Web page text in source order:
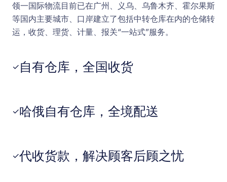
领一国际物流目前已在广州、义乌、乌鲁木齐、霍尔果斯
等国内主要城市、口岸建立了包括中转仓库在内的仓储转
运，收货、理货、计量、报关“一站式”服务。
✓ 自有仓库，全国收货
✓哈俄自有仓库，全境配送
✓代收货款，解决顾客后顾之忧